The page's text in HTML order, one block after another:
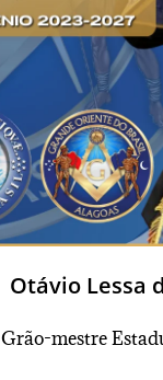
Otávio Lessa
Grão-mestre